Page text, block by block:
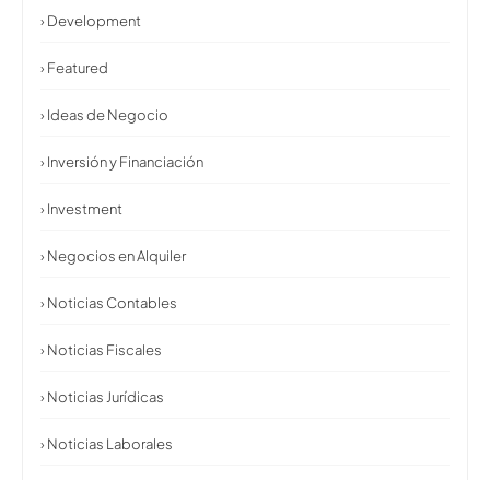
› Development
› Featured
› Ideas de Negocio
› Inversión y Financiación
› Investment
› Negocios en Alquiler
› Noticias Contables
› Noticias Fiscales
› Noticias Jurídicas
› Noticias Laborales